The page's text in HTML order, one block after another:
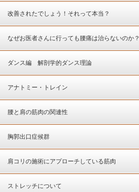
改善されたでしょう！それって本当？
なぜお医者さんに行っても腰痛は治らないのか？
ダンス編 解剖学的ダンス理論
アナトミー・トレイン
腰と肩の筋肉の関連性
胸郭出口症候群
肩コリの施術にアプローチしている筋肉
ストレッチについて